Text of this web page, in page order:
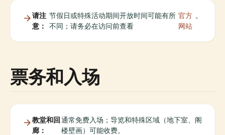
请注
意：
节假日或特殊活动期间开放时间可能有所
不同；请务必在访问前查看
官方
网站
。
票务和入场
教堂和回
廊：
通常免费入场；导览和特殊区域（地下室、阁
楼壁画）可能收费。